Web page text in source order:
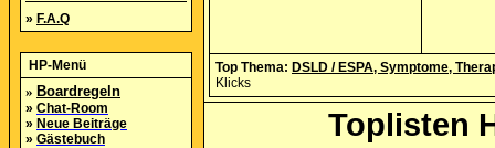
» F.A.Q
HP-Menü
» Boardregeln
» Chat-Room
» Neue Beiträge
» Gästebuch
Top Thema: DSLD / ESPA, Symptome,
Klicks
Toplisten